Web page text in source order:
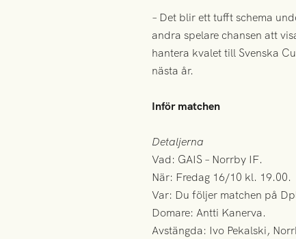
– Det blir ett tufft schema
andra spelare chansen att
hantera kvalet till Svenska
nästa år.
Inför matchen
Detaljerna
Vad: GAIS – Norrby IF.
När: Fredag 16/10 kl. 19.00.
Var: Du följer matchen på
Domare: Antti Kanerva.
Avstängda: Ivo Pekalski,